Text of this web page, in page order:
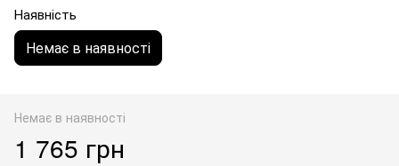
Наявність
Немає в наявності
Немає в наявності
1 765 грн